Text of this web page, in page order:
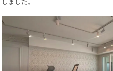
しました。